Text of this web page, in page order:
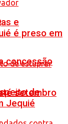
concessão
setembro
e
é preso em
de
Jequié